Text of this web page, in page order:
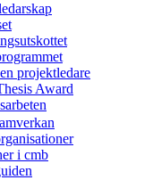
projektledare
Award
i cmb